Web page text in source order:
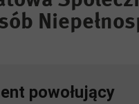
powołujący